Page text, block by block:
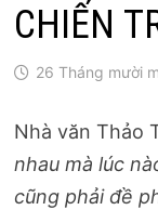
CHIẾN
26 Tháng mười
Nhà văn Thảo
nhau mà lúc
cũng phải đề